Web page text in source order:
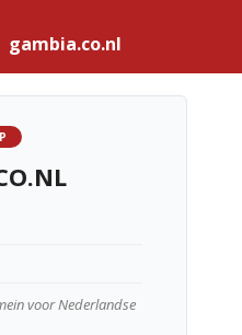
a
t
gambia.co.nl
voor Nederlandse